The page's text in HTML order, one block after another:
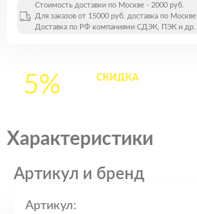
Стоимость доставки по Москве - 2000 руб.
Для заказов от 15000 руб. доставка по Москве
Доставка по РФ компаниями СДЭК, ПЭК и др.
5% СКИДКАна все
Характеристики
Артикул и бренд
Артикул: